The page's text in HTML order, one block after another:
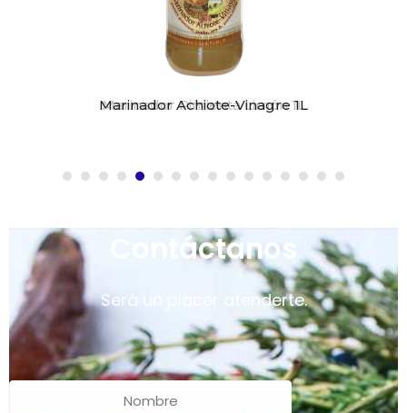
Marinador Pimienta Limón 1L
Marinador Achiote-Vinagre 1L
Contáctanos
Será un placer atenderte.